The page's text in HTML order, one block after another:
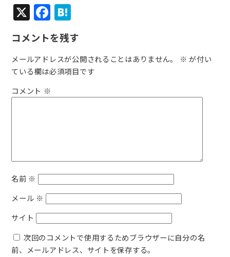
X F
a
c
e
b
o
at
e
n
a
コメントを残す
メールアドレスが公開されることはありません。 ※ が付い
ている欄は必須項目です
コメント ※
名前 ※
メール ※
サイト
次回のコメントで使用するためブラウザーに自分の名
前、メールアドレス、サイトを保存する。